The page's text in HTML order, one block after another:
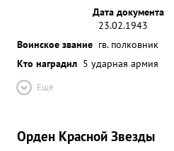
Дата документа
23.02.1943
Воинское звание гв. полковник
Кто наградил 5 ударная армия
Ещё
Орден Красной Звезды